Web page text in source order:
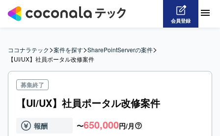
会員登録
ココナラテック>案件を探す>SharePointServerの案件>
【UI/UX】社員ポータル改修案件
募集終了
【UI/UX】社員ポータル改修案件
報酬 〜650,000円/月